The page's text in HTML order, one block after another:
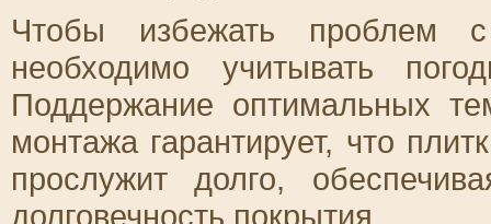
Чтобы избежать проблем с
необходимо учитывать
Поддержание оптимальных
монтажа гарантирует, что
прослужит долго,
долговечность покрытия.